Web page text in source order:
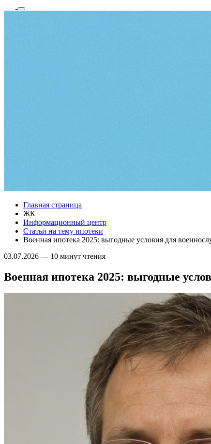
Главная страница
ЖК
Информационный центр
Статьи на тему ипотеки
Военная ипотека 2025: выгодные условия для
03.07.2026 — 10 минут чтения
Военная ипотека 2025: выгодные